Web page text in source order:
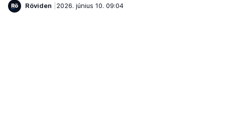
Röviden
2026. június 10. 09:04